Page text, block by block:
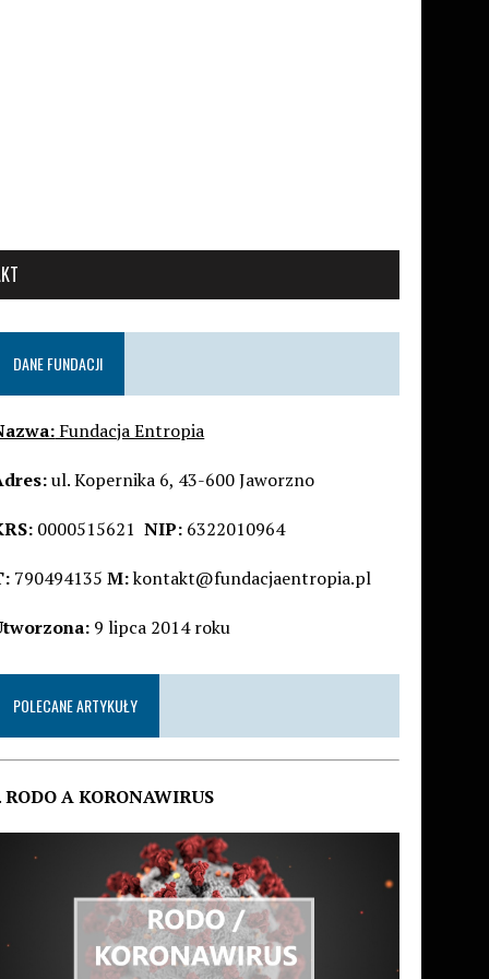
DANE FUNDACJI
Fundacja Entropia
ul. Kopernika 6, 43-600 Jaworzno
0000515621NIP: 6322010964
790494135M:kontakt@fundacjaentropia.pl
9 lipca 2014 roku
POLECANE ARTYKUŁY
RODO A KORONAWIRUS